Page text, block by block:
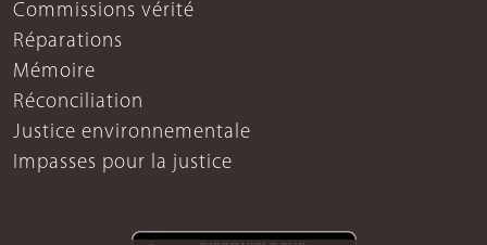
Commissions vérité
Réparations
Mémoire
Réconciliation
Justice environnementale
Impasses pour la justice